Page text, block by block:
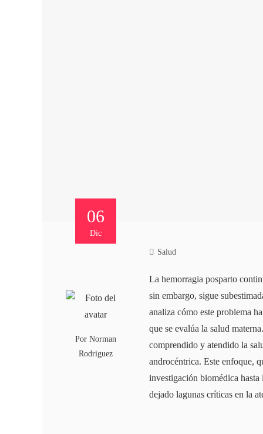
06
Dic
PorNorman
Rodriguez
Salud
La hemorragia posparto
sin embargo, sigue
analiza cómo este problema
que se evalúa la salud
comprendido y atendido la
androcéntrica. Este enfoque,
investigación biomédica
dejado lagunas críticas en la